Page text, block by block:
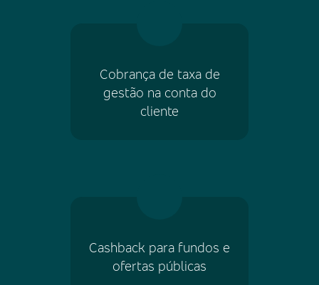
Cobrança de taxa de
gestão na conta do
cliente
Cashback para fundos e
ofertas públicas